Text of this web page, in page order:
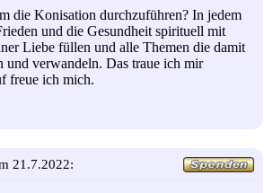
die Konisation durchzuführen? In jedem
und die Gesundheit spirituell mit
Liebe füllen und alle Themen die damit
und verwandeln. Das traue ich mir
freue ich mich.
21.7.2022: